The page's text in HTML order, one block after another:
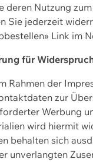
deren Nutzung
Sie jederzeit
Link im
für
Rahmen der
zur
Werbung
wird hiermit
behalten sich
unverlangten